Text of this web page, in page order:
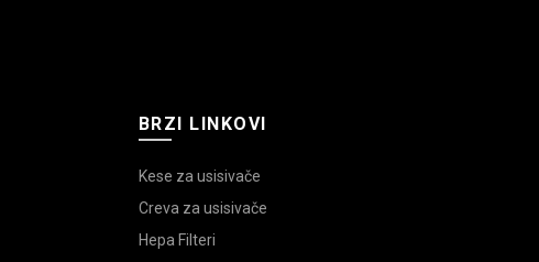
BRZI LINKOVI
Kese za usisivače
Creva za usisivače
Hepa Filteri